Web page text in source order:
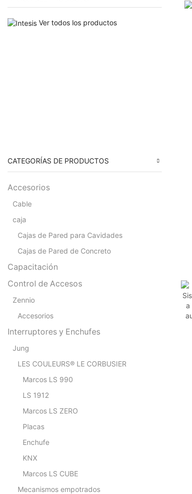
Ver todos los productos
CATEGORÍAS DE PRODUCTOS
Accesorios
Cable
caja
Cajas de Pared para Cavidades
Cajas de Pared de Concreto
Capacitación
Control de Accesos
Zennio
Accesorios
Interruptores y Enchufes
Jung
LES COULEURS® LE CORBUSIER
Marcos LS 990
LS 1912
Marcos LS ZERO
Placas
Enchufe
KNX
Marcos LS CUBE
Mecanismos empotrados